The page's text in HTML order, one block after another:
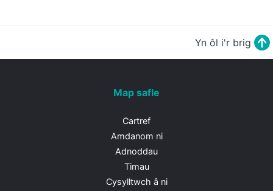
Yn ôl i'r brig
Map safle
Cartref
Amdanom ni
Adnoddau
Timau
Cysylltwch â ni